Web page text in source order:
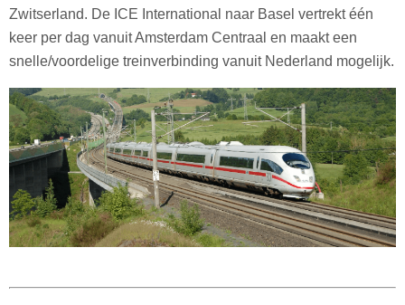
Zwitserland. De ICE International naar Basel vertrekt één
keer per dag vanuit Amsterdam Centraal en maakt een
snelle/voordelige treinverbinding vanuit Nederland mogelijk.